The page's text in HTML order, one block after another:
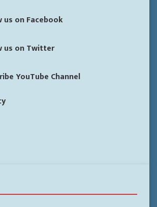
us on Facebook
us on Twitter
YouTube Channel